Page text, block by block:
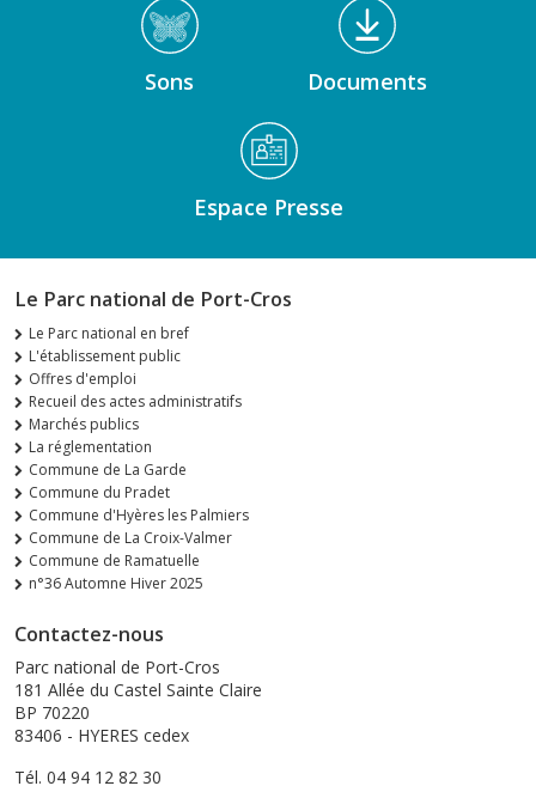
Sons Documents
Espace Presse
Le Parc national de Port-Cros
Le Parc national en bref
L'établissement public
Offres d'emploi
Recueil des actes administratifs
Marchés publics
La réglementation
Commune de La Garde
Commune du Pradet
Commune d'Hyères les Palmiers
Commune de La Croix-Valmer
Commune de Ramatuelle
n°36 Automne Hiver 2025
Contactez-nous
Parc national de Port-Cros
181 Allée du Castel Sainte Claire
BP 70220
83406 - HYERES cedex
Tél. 04 94 12 82 30